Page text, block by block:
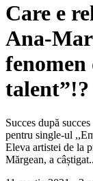
Care e
Ana-
talent”!?
Succes după
pentru single-ul
Eleva artistei de la
Mărgean, a